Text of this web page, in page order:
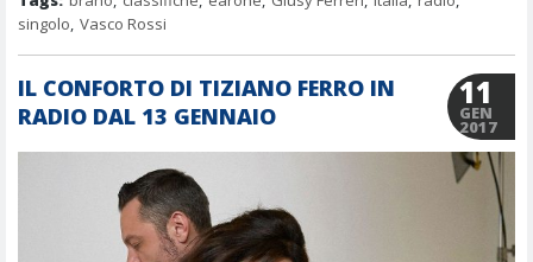
singolo, Vasco Rossi
IL CONFORTO DI TIZIANO FERRO IN
RADIO DAL 13 GENNAIO
11
GEN
2017